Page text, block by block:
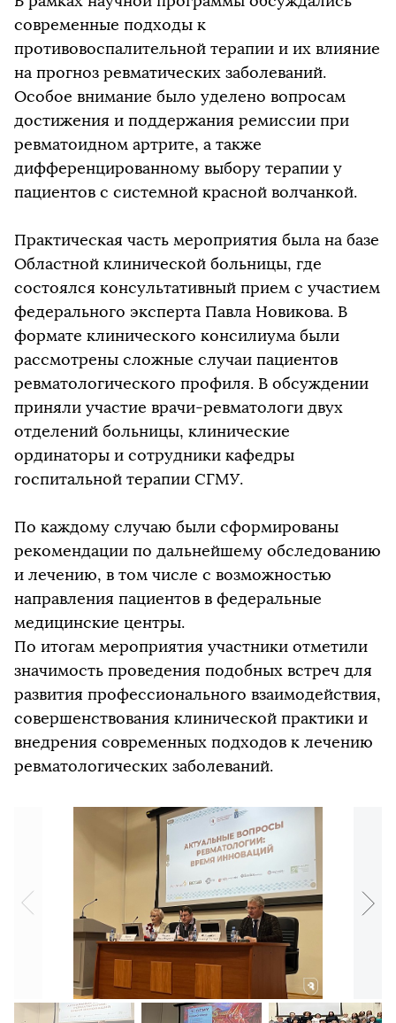
современные подходы к
противовоспалительной терапии и их влияние
на прогноз ревматических заболеваний.
Особое внимание было уделено вопросам
достижения и поддержания ремиссии при
ревматоидном артрите, а также
дифференцированному выбору терапии у
пациентов с системной красной волчанкой.
Практическая часть мероприятия была на базе
Областной клинической больницы, где
состоялся консультативный прием с участием
федерального эксперта Павла Новикова. В
формате клинического консилиума были
рассмотрены сложные случаи пациентов
ревматологического профиля. В обсуждении
приняли участие врачи-ревматологи двух
отделений больницы, клинические
ординаторы и сотрудники кафедры
госпитальной терапии СГМУ.
По каждому случаю были сформированы
рекомендации по дальнейшему обследованию
и лечению, в том числе с возможностью
направления пациентов в федеральные
медицинские центры.
По итогам мероприятия участники отметили
значимость проведения подобных встреч для
развития профессионального взаимодействия,
совершенствования клинической практики и
внедрения современных подходов к лечению
ревматологических заболеваний.